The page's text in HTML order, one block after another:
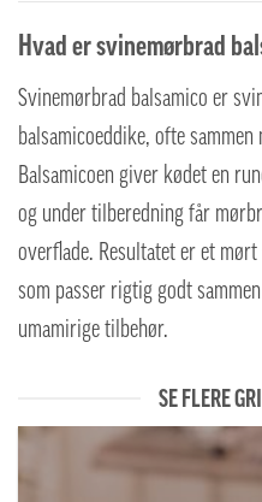
Hvad er svinemørbrad
Svinemørbrad balsamico er
balsamicoeddike, ofte
Balsamicoen giver kødet en
og under tilberedning får
overflade. Resultatet er et
som passer rigtig godt
umamirige tilbehør.
SE FLERE